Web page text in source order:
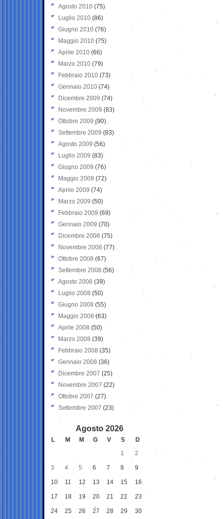
Agosto 2010 (75)
Luglio 2010 (86)
Giugno 2010 (76)
Maggio 2010 (75)
Aprile 2010 (66)
Marzo 2010 (79)
Febbraio 2010 (73)
Gennaio 2010 (74)
Dicembre 2009 (74)
Novembre 2009 (83)
Ottobre 2009 (90)
Settembre 2009 (83)
Agosto 2009 (56)
Luglio 2009 (83)
Giugno 2009 (76)
Maggio 2009 (72)
Aprile 2009 (74)
Marzo 2009 (50)
Febbraio 2009 (69)
Gennaio 2009 (70)
Dicembre 2008 (75)
Novembre 2008 (77)
Ottobre 2008 (67)
Settembre 2008 (56)
Agosto 2008 (39)
Luglio 2008 (50)
Giugno 2008 (55)
Maggio 2008(63)
Aprile 2008 (50)
Marzo 2008 (39)
Febbraio 2008 (35)
Gennaio 2008 (36)
Dicembre 2007 (25)
Novembre 2007 (22)
Ottobre 2007 (27)
Settembre 2007 (23)
Agosto 2026
L M M G V S
D
1
2
3 4 5 6 7 8 9
10 11 12 13 14 15 16
17 18 19 20 21 22 23
24 25 26 27 28 29 30